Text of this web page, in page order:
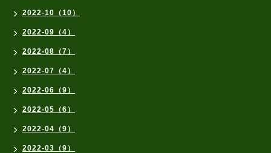
2022-10（10）
2022-09（4）
2022-08（7）
2022-07（4）
2022-06（9）
2022-05（6）
2022-04（9）
2022-03（9）